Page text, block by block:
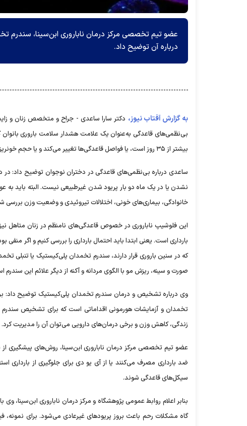
عضو تیم تخصصی مرکز درمان ناباروری ابن‌سینا، سندرم
درباره آن توضیح داد.
به گزارش آفتاب نیوز، دکتر سارا ساعدی - جراح و متخصص زنان و
بیشتر از ۳۵ روز است، یا فواصل قاعدگی‌ها تغییر می‌کند و یا حجم خونریزی غیرعادی یا متغیر است. این بی‌نظمی‌ها ممکن است علل مختلفی داشته باشد.
ساعدی درباره بی‌نظمی‌های قاعدگی در دختران نوجوان توضیح داد: در
نشدن یا در یک ماه دو بار پریود شدن غیرطبیعی نیست. البته باید
خانوادگی، بیماری‌های خونی، اختلالات تیروئیدی و وضعیت وزن بررسی
این فلوشیپ ناباروری در خصوص قاعدگی‌های نامنظم در زنان متاهل
بارداری است. یعنی ابتدا باید احتمال بارداری را بررسی کنیم و اگر
که در سنین باروری قرار دارند، سندرم تخمدان پلی‌کیستیک یا
صورت و سینه، ریزش مو با الگوی مردانه و آکنه از دیگر علائم این سندرم
وی درباره تشخیص و درمان سندرم تخمدان پلی‌کیستیک توضیح داد:
تخمدان و آزمایشات هورمونی اقداماتی است که برای تشخیص
زندگی، کاهش وزن و برخی درمان‌های دارویی می‌توان آن را مدیریت کرد.
عضو تیم تخصصی مرکز درمان ناباروری ابن‌سینا، روش‌های پیشگیری
ضد بارداری مصرف می‌کنند یا از آی یو دی برای جلوگیری از
سیکل‌های قاعدگی شوند.
بنابر اعلام روابط عمومی پژوهشگاه و مرکز درمان ناباروری ابن‌سینا،
گاه مشکلات رحم باعث بروز پریودهای غیرعادی می‌شود. برای نمونه،